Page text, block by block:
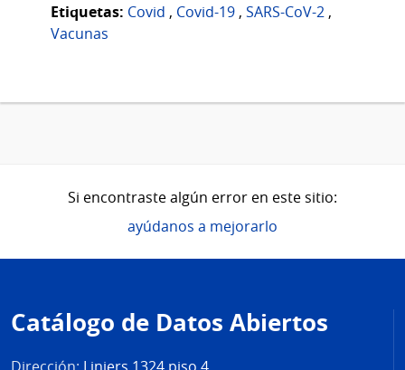
Etiquetas: Covid , Covid-19 , SARS-CoV-2 ,
Vacunas
Si encontraste algún error en este sitio:
ayúdanos a mejorarlo
de
página
Catálogo de Datos Abiertos